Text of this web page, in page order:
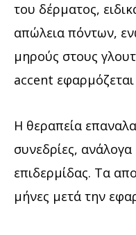
του δέρματος,
απώλεια πόντων,
μηρούς στους
accent εφαρμόζεται
Η θεραπεία
συνεδρίες,
επιδερμίδας. Τα
μήνες μετά την